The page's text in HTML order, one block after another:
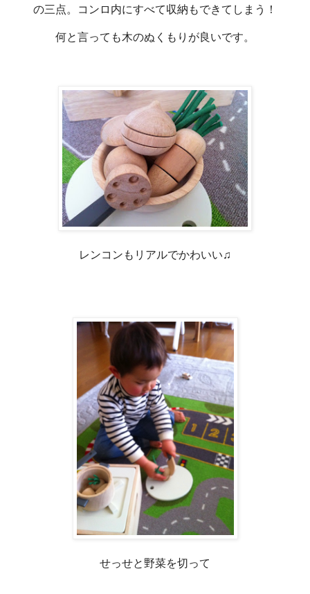
の三点。コンロ内にすべて収納もできてしまう！
何と言っても木のぬくもりが良いです。
レンコンもリアルでかわいい♫
せっせと野菜を切って